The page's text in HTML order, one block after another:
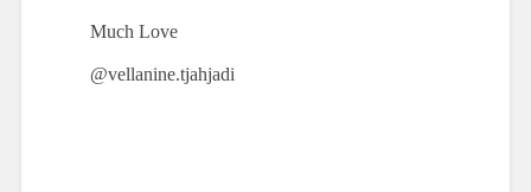
Much Love
@vellanine.tjahjadi